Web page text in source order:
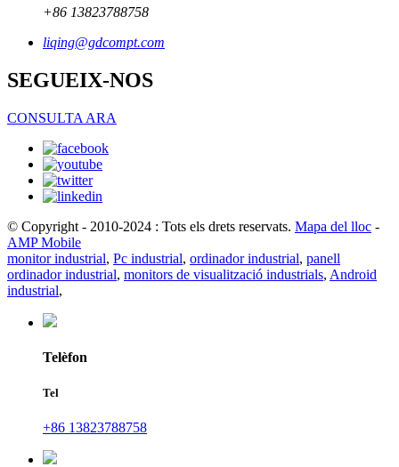
+86 13823788758
liqing@gdcompt.com
SEGUEIX-NOS
CONSULTA ARA
© Copyright - 2010-2024 : Tots els drets reservats. Mapa del lloc -
AMP Mobile
monitor industrial, Pc industrial, ordinador industrial, panell
ordinador industrial, monitors de visualització industrials, Android
industrial,
Telèfon
Tel
+86 13823788758